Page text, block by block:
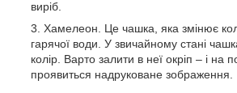
виріб.
Хамелеон. Це чашка, яка змінює
гарячої води. У звичайному стані
колір. Варто залити в неї окріп – і на
проявиться надруковане зображення.